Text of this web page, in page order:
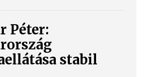
Péter:
stabil